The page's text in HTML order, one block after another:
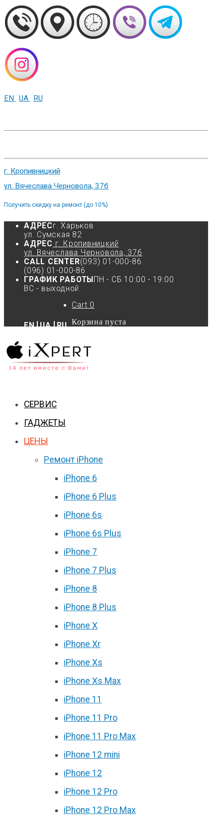
EN UA RU
г. Кропивницкий
ул. Вячеслава Черновола, 37б
Получить скидку на ремонт (до 10%)
АДРЕСг. Харьков
ул. Сумская 82
АДРЕС г. Кропивницкий
ул. Вячеслава Черновола, 37б
CALL CENTER(093) 01-000-86
(096) 01-000-86
ГРАФИК РАБОТЫ ПН - СБ 10:00 - 19:00
ВС - выходной
EN UA RU
Cart 0
Корзина пуста
СЕРВИС
ГАДЖЕТЫ
ЦЕНЫ
Ремонт iPhone
iPhone 6
iPhone 6 Plus
iPhone 6s
iPhone 6s Plus
iPhone 7
iPhone 7 Plus
iPhone 8
iPhone 8 Plus
iPhone X
iPhone Xr
iPhone Xs
iPhone Xs Max
iPhone 11
iPhone 11 Pro
iPhone 11 Pro Max
iPhone 12 mini
iPhone 12
iPhone 12 Pro
iPhone 12 Pro Max